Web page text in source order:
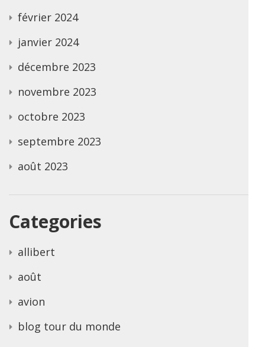
février 2024
janvier 2024
décembre 2023
novembre 2023
octobre 2023
septembre 2023
août 2023
Categories
allibert
août
avion
blog tour du monde